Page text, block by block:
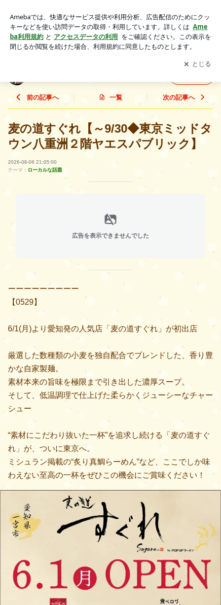
ブリック】 | シターロ３★（アートと麦酒と…■■日記）
アプリをダウンロードして ブログの更新通知
を受け取りまし
ょう。
開く
前の記事へ 一覧 次の記事へ
麦の道すぐれ【～9/30◆東京ミッドタ
ウン八重洲２階ヤエスパブリック】
2026-08-06 21:05:00
テーマ： ローカルな話題
広告を表示できませんでした
ーーーーーーーーー
【0529】
6/1(月)より愛知発の人気店「麦の道すぐれ」が初出店
厳選した数種類の小麦を独自配合でブレンドした、香り豊
かな自家製麺。
素材本来の旨味を極限まで引き出した濃厚スープ。
そして、低温調理で仕上げた柔らかくジューシーなチャー
シュー
“素材にこだわり抜いた一杯”を追求し続ける「麦の道すぐ
れ」が、ついに東京へ。
ミシュラン掲載の“炙り真鯛らーめん”など、ここでしか味
わえない至高の一杯をぜひこの機会にご賞味ください！